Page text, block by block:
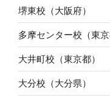
堺東校（大阪府）
多摩センター校（東京
大井町校（東京都）
大分校（大分県）